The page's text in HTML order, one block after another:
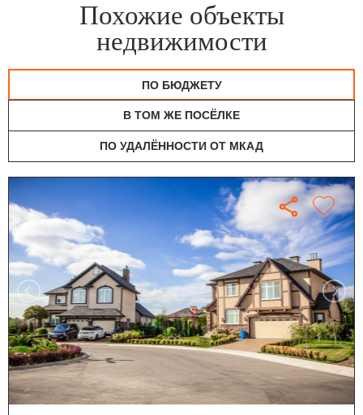
Похожие объекты
недвижимости
ПО БЮДЖЕТУ
В ТОМ ЖЕ ПОСЁЛКЕ
ПО УДАЛЁННОСТИ ОТ МКАД